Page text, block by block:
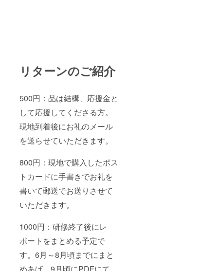
リターンのご紹介
500円：品は結構、応援金と
して応援してくださる方。
現地到着後にお礼のメール
を送らせていただきます。
800円：現地で購入したポス
トカードに手書きでお礼を
書いて郵送でお送りさせて
いただきます。
1000円：研修終了後にレ
ポートをまとめる予定で
す。6月～8月頃までにまと
めあげ、9月頃にPDFにて